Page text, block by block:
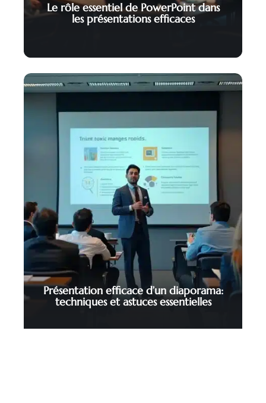
Le rôle essentiel de PowerPoint dans
les présentations efficaces
Présentation efficace d’un diaporama:
techniques et astuces essentielles